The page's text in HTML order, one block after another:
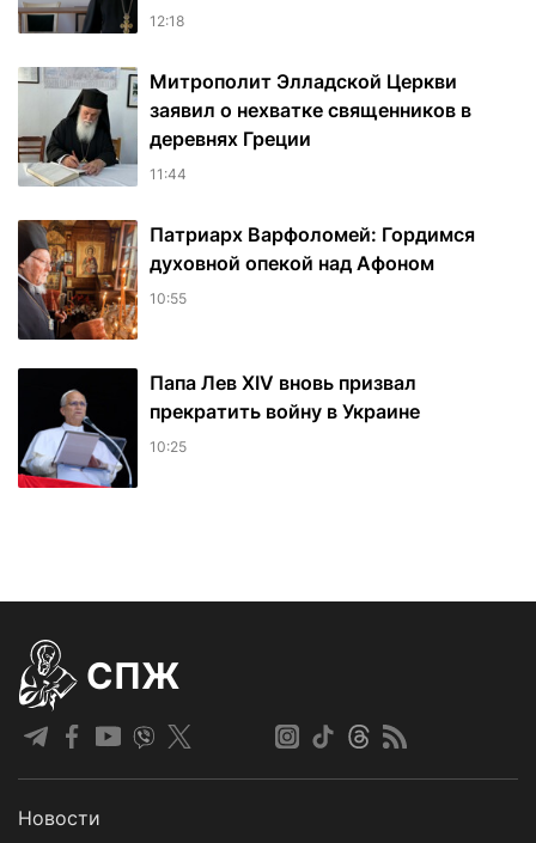
12:18
Митрополит Элладской Церкви
заявил о нехватке священников в
деревнях Греции
11:44
Патриарх Варфоломей: Гордимся
духовной опекой над Афоном
10:55
Папа Лев XIV вновь призвал
прекратить войну в Украине
10:25
СПЖ
Новости